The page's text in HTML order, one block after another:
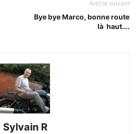
Article suivant
Bye bye Marco, bonne route
là haut….
Sylvain R